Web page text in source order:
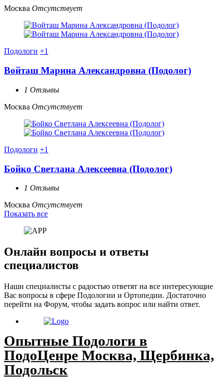
Москва Отсутствует
Подологи +1
Войташ Марина Александровна (Подолог)
1 Отзывы
Москва Отсутствует
Подологи +1
Бойко Светлана Алексеевна (Подолог)
1 Отзывы
Москва Отсутствует
Показать все
Онлайн вопросы и ответы
специалистов
Наши специалисты с радостью ответят на все интересующие
Вас вопросы в сфере Подологии и Ортопедии. Достаточно
перейти на Форум, чтобы задать вопрос или найти ответ.
Опытные Подологи в
ПодоЦенре Москва, Щербинка,
Подольск